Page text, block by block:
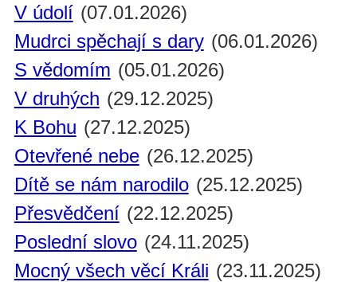
V údolí (07.01.2026)
Mudrci spěchají s dary (06.01.2026)
S vědomím (05.01.2026)
V druhých (29.12.2025)
K Bohu (27.12.2025)
Otevřené nebe (26.12.2025)
Dítě se nám narodilo (25.12.2025)
Přesvědčení (22.12.2025)
Poslední slovo (24.11.2025)
Mocný všech věcí Králi (23.11.2025)